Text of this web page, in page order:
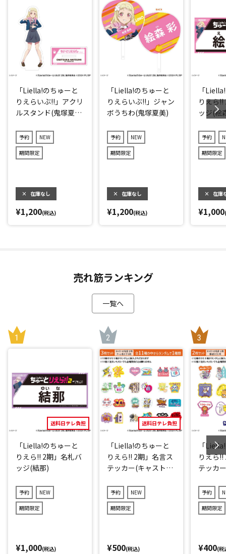
「Liella!のちゅーと
りえらいぶ!!」アクリ
ルスタンド(鬼塚夏
予約 NEW
期間限定
× 在庫なし
¥1,200(税込)
「Liella!のちゅーと
りえらいぶ!!」ジャン
ボうちわ(鬼塚夏美)
予約 NEW
期間限定
× 在庫なし
¥1,200(税込)
「
りえら
ッジ(絵
予約
期間限定
× 在庫
¥1,000
売れ筋ランキング
一覧へ
送料日テレ負担
「Liella!のちゅーと
りえら!! 2期」名札バ
ッジ(結那)
予約 NEW
期間限定
¥1,000(税込)
送料日テレ負担
「Liella!のちゅーと
りえら!! 2期」名言ス
テッカー(キャストve
ム11種)
予約 NEW
期間限定
¥500(税込)
「
りえら
テッカ
(ランダ
予約
期間限定
¥400(税